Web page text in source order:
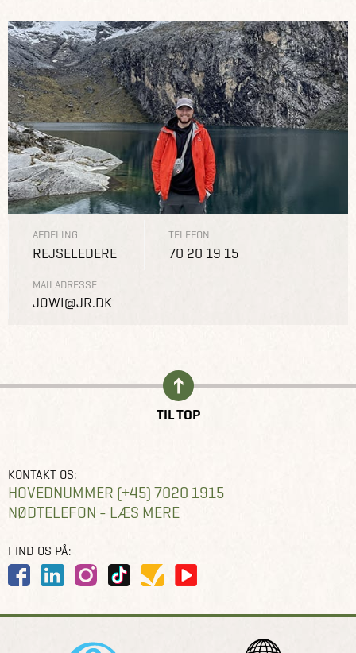
AFDELING
REJSELEDERE
TELEFON
70 20 19 15
MAILADRESSE
JOWI@JR.DK
TIL TOP
KONTAKT OS:
HOVEDNUMMER (+45) 7020 1915
NØDTELEFON - LÆS MERE
FIND OS PÅ: